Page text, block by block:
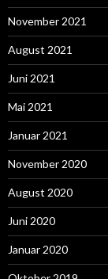
November 2021
August 2021
Juni 2021
Mai 2021
Januar 2021
November 2020
August 2020
Juni 2020
Januar 2020